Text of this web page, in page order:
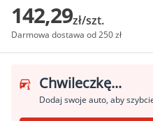
142,29zł/szt.
Darmowa dostawa od 250 zł
Chwileczkę...
Dodaj swoje auto, aby